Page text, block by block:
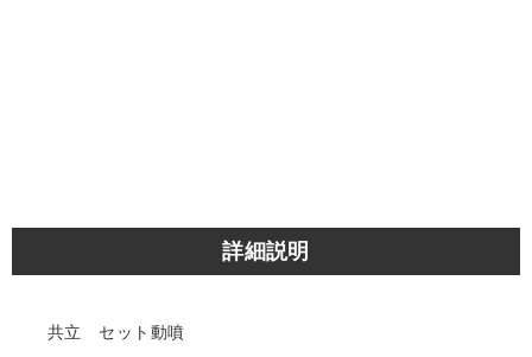
詳細説明
共立 セット動噴